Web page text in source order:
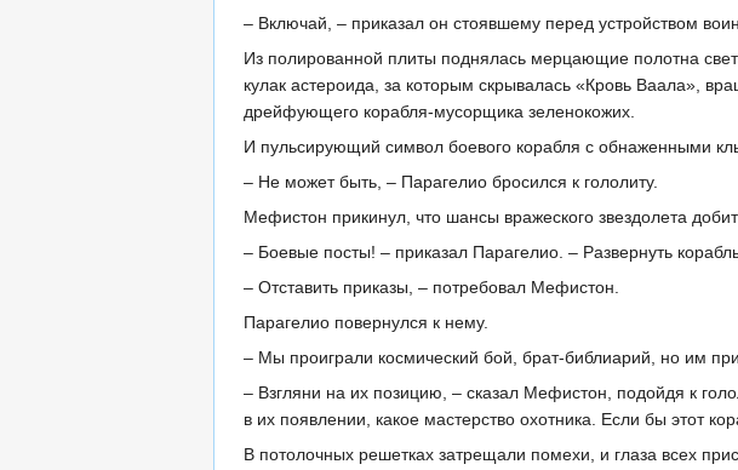
– Включай, – приказал он стоявшему перед устройством
Из полированной плиты поднялась мерцающие полотна
кулак астероида, за которым скрывалась «Кровь Ваала»,
дрейфующего корабля-мусорщика зеленокожих.
И пульсирующий символ боевого корабля с обнаженными
– Не может быть, – Парагелио бросился к гололиту.
Мефистон прикинул, что шансы вражеского звездолета
– Боевые посты! – приказал Парагелио. – Развернуть
– Отставить приказы, – потребовал Мефистон.
Парагелио повернулся к нему.
– Мы проиграли космический бой, брат-библиарий, но им
– Взгляни на их позицию, – сказал Мефистон, подойдя к
в их появлении, какое мастерство охотника. Если бы этот
В потолочных решетках затрещали помехи, и глаза всех